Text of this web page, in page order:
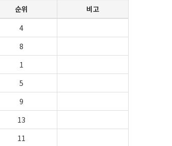
순위
비고
4
8
1
5
9
13
11